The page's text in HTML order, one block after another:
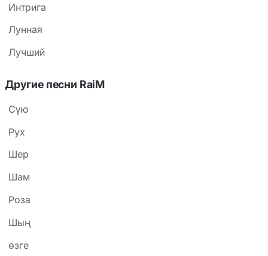
Интрига
Лунная
Лучший
Другие песни RaiM
Сүю
Рух
Шер
Шам
Роза
Шың
өзге